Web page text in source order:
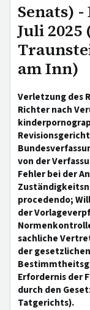
Senats) -
Juli 2025
am Inn)
Verletzung des
Richter nach
von der
Fehler bei der
procedendo;
der
sachliche
der
Erfordernis der
durch den
Tatgerichts).